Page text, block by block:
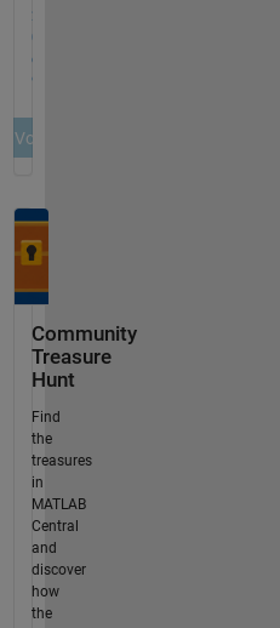
Community
Treasure
Hunt
Find
the
treasures
in
MATLAB
Central
and
discover
how
the